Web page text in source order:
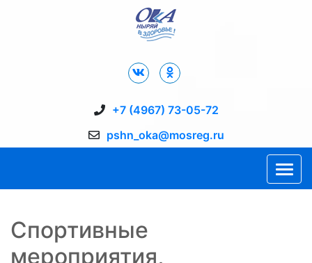
+7 (4967) 73-05-72
pshn_oka@mosreg.ru
Спортивные
мероприятия,